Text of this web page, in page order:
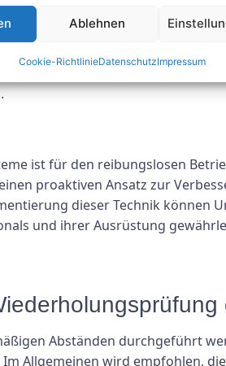
Ablehnen
Cookie-RichtlinieDatenschutzImpressum
von Problemen mit elektrischen
dass elektrische
ist für den reibungslosen
proaktiven Ansatz zur
dieser Technik können
und ihrer Ausrüstung
Abständen durchgeführt
Allgemeinen wird empfohlen,